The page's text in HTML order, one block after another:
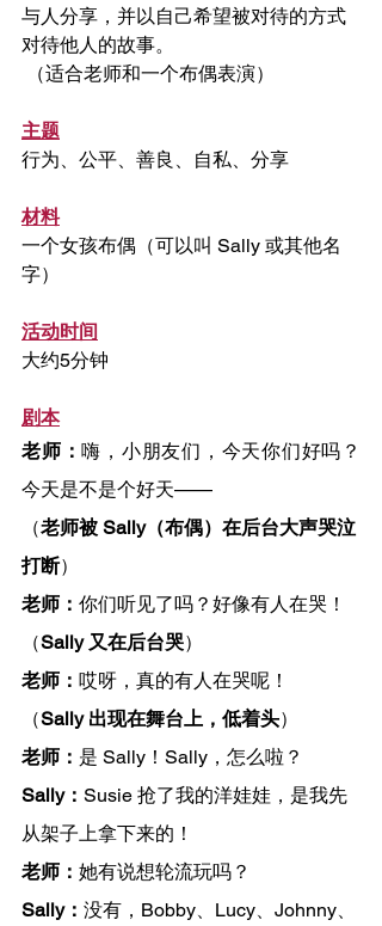
与人分享，并以自己希望被对待的方式
对待他人的故事。
（适合老师和一个布偶表演）
主题
行为、公平、善良、自私、分享
材料
一个女孩布偶（可以叫 Sally 或其他名
字）
活动时间
大约5分钟
剧本
老师：嗨，小朋友们，今天你们好吗？
今天是不是个好天——
（老师被 Sally（布偶）在后台大声哭泣
打断）
老师： 你们听见了吗？好像有人在哭！
（Sally 又在后台哭）
老师： 哎呀，真的有人在哭呢！
（Sally 出现在舞台上，低着头）
老师： 是 Sally！Sally，怎么啦？
Sally： Susie 抢了我的洋娃娃，是我先
从架子上拿下来的！
老师： 她有说想轮流玩吗？
Sally： 没有，Bobby、Lucy、Johnny、